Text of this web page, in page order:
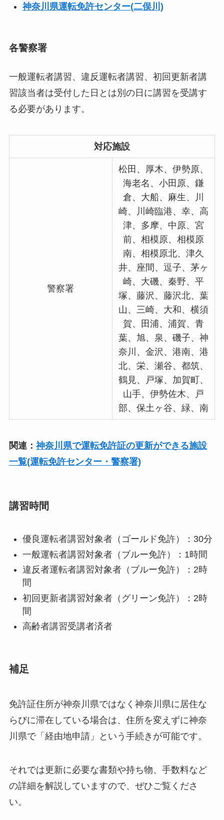
神奈川県運転免許センター(二俣川)
各警察署
一般運転者講習、違反運転者講習、初回更新者講
習該当者は受付した日とは別の日に講習を受講す
る必要があります。
対応施設
警察署
松田、厚木、伊勢原、
海老名、小田原、鎌
倉、大船、麻生、川
崎、川崎臨港、幸、高
津、多摩、中原、宮
前、相模原、相模原
南、相模原北、津久
井、座間、逗子、茅ヶ
崎、大磯、秦野、平
塚、藤沢、藤沢北、葉
山、三崎、大和、横須
賀、田浦、浦賀、青
葉、旭、泉、磯子、神
奈川、金沢、港南、港
北、栄、瀬谷、都筑、
鶴見、戸塚、加賀町、
山手、伊勢佐木、戸
部、保土ヶ谷、緑、南
関連： 神奈川県で運転免許証の更新ができる施設
一覧(運転免許センター・警察署)
講習時間
優良運転者講習対象者（ゴールド免許）：30分
一般運転者講習対象者（ブルー免許）：1時間
違反者運転者講習対象者（ブルー免許）：2時
間
初回更新者講習対象者（グリーン免許）：2時
間
高齢者講習受講者済者
補足
免許証住所が神奈川県ではなく神奈川県に居住な
らびに滞在している場合は、住所を変えずに神奈
川県で「経由地申請」という手続きが可能です。
それでは更新に必要な書類や持ち物、手数料など
の詳細を解説していますので、ぜひご覧くださ
い。